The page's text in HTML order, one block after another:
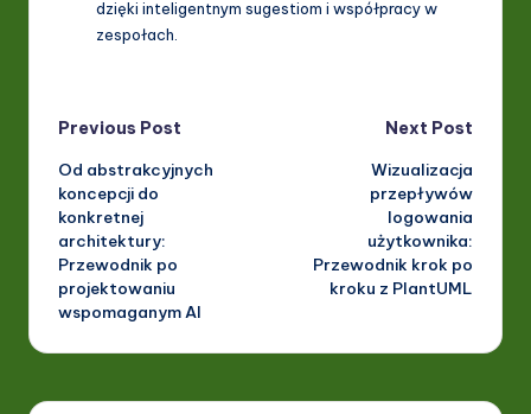
dzięki inteligentnym sugestiom i współpracy w
zespołach.
Post
navigation
Previous Post
Od abstrakcyjnych
koncepcji do
konkretnej
architektury:
Przewodnik po
projektowaniu
wspomaganym AI
Next Post
Wizualizacja
przepływów
logowania
użytkownika:
Przewodnik krok po
kroku z PlantUML